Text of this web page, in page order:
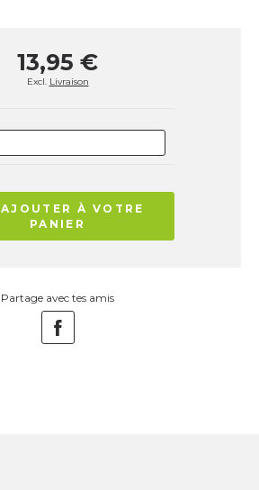
13,95 €
Excl. Livraison
AJOUTER À VOTRE
PANIER
Partage avec tes amis